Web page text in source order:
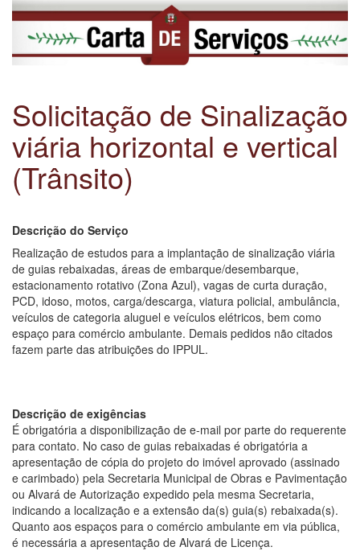
Solicitação de Sinalização
viária horizontal e vertical
(Trânsito)
Descrição do Serviço
Realização de estudos para a implantação de sinalização viária
de guias rebaixadas, áreas de embarque/desembarque,
estacionamento rotativo (Zona Azul), vagas de curta duração,
PCD, idoso, motos, carga/descarga, viatura policial, ambulância,
veículos de categoria aluguel e veículos elétricos, bem como
espaço para comércio ambulante. Demais pedidos não citados
fazem parte das atribuições do IPPUL.
Descrição de exigências
É obrigatória a disponibilização de e-mail por parte do requerente
para contato. No caso de guias rebaixadas é obrigatória a
apresentação de cópia do projeto do imóvel aprovado (assinado
e carimbado) pela Secretaria Municipal de Obras e Pavimentação
ou Alvará de Autorização expedido pela mesma Secretaria,
indicando a localização e a extensão da(s) guia(s) rebaixada(s).
Quanto aos espaços para o comércio ambulante em via pública,
é necessária a apresentação de Alvará de Licença.